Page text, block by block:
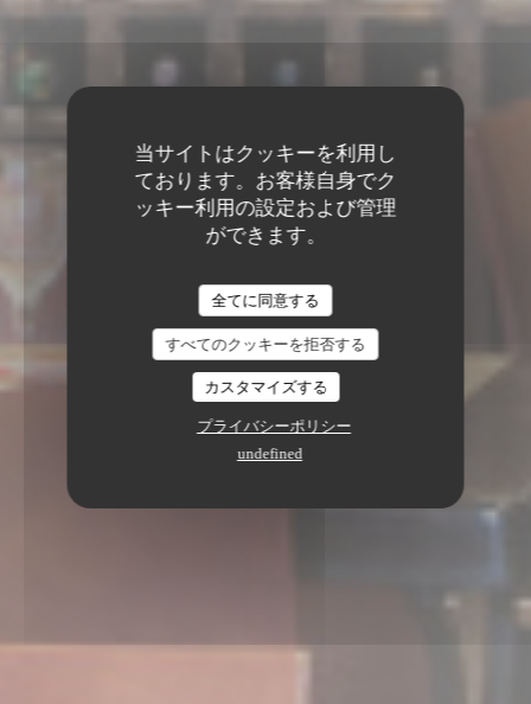
当サイトはクッキーを利用し
ております。お客様自身でク
ッキー利用の設定および管理
ができます。
全てに同意する
すべてのクッキーを拒否する
カスタマイズする
プライバシーポリシー
undefined